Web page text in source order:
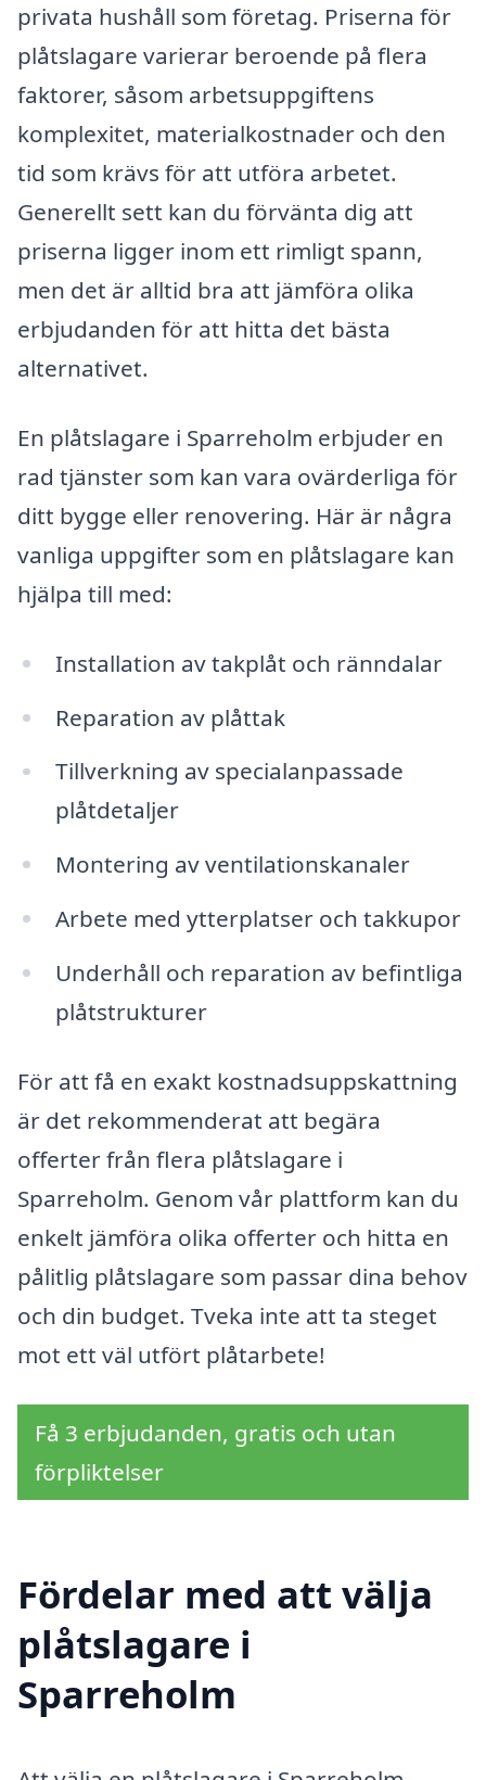
privata hushåll som företag. Priserna för
plåtslagare varierar beroende på flera
faktorer, såsom arbetsuppgiftens
komplexitet, materialkostnader och den
tid som krävs för att utföra arbetet.
Generellt sett kan du förvänta dig att
priserna ligger inom ett rimligt spann,
men det är alltid bra att jämföra olika
erbjudanden för att hitta det bästa
alternativet.
En plåtslagare i Sparreholm erbjuder en
rad tjänster som kan vara ovärderliga för
ditt bygge eller renovering. Här är några
vanliga uppgifter som en plåtslagare kan
hjälpa till med:
Installation av takplåt och ränndalar
Reparation av plåttak
Tillverkning av specialanpassade
plåtdetaljer
Montering av ventilationskanaler
Arbete med ytterplatser och takkupor
Underhåll och reparation av befintliga
plåtstrukturer
För att få en exakt kostnadsuppskattning
är det rekommenderat att begära
offerter från flera plåtslagare i
Sparreholm. Genom vår plattform kan du
enkelt jämföra olika offerter och hitta en
pålitlig plåtslagare som passar dina behov
och din budget. Tveka inte att ta steget
mot ett väl utfört plåtarbete!
Få 3 erbjudanden, gratis och utan
förpliktelser
Fördelar med att välja
plåtslagare i
Sparreholm